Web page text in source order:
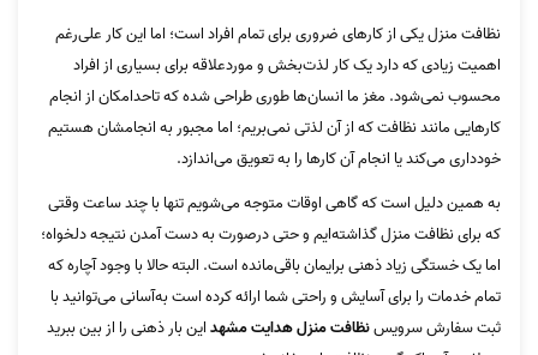
نظافت منزل یکی از کارهای ضروری برای تمام افراد است؛ اما این کار علی‌رغم
اهمیت زیادی که دارد یک کار لذت‌بخش و موردعلاقه برای بسیاری از افراد
محسوب نمی‌شود. مغز ما انسان‌ها طوری طراحی شده که تاحدامکان از انجام
کارهایی مانند نظافت که از آن لذتی نمی‌بریم؛ اما مجبور به انجامشان هستیم
خودداری می‌کند یا انجام آن کارها را به تعویق می‌اندازد.
به همین دلیل است که گاهی اوقات متوجه می‌شویم تنها با چند ساعت‌ وقتی
که برای نظافت منزل گذاشته‌ایم و حتی درصورت به دست آمدن نتیجه دلخواه؛
اما یک خستگی زیاد ذهنی برایمان باقی‌مانده است. البته حالا با وجود آچاره که
تمام خدمات را برای آسایش و راحتی شما ارائه کرده است به‌آسانی می‌توانید با
ثبت سفارش سرویسنظافت منزل هدایت مشهداین بار ذهنی را از بین ببرید